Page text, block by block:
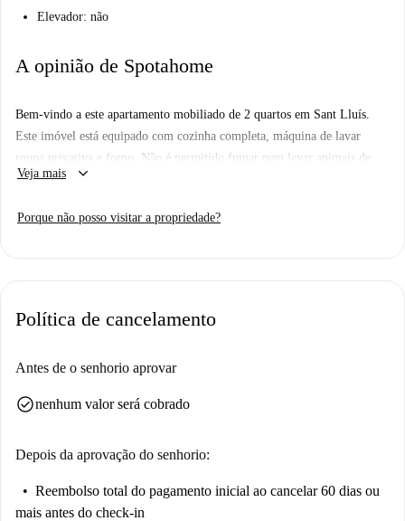
Elevador: não
A opinião de Spotahome
Bem-vindo a este apartamento mobiliado de 2 quartos em Sant Lluís.
Este imóvel está equipado com cozinha completa, máquina de lavar
roupa privativa e forno. Não é permitido fumar nem levar animais de
estimação para o apartamento. A Spotahome garante o processo de
confiabilidade.
contato hoje mesmo e descubra sua próxima casa na Spotahome!
Veja mais keyboard_arrow_down
Porque não posso visitar a propriedade?
Política de cancelamento
Antes de o senhorio aprovar
check_circlenenhum valor será cobrado
Depois da aprovação do senhorio:
Reembolso total do pagamento inicial ao cancelar 60 dias ou
mais antes do check-in